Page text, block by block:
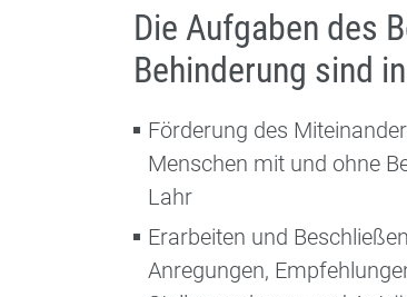
Die Aufgaben des
Behinderung sind
Förderung des
Menschen mit und ohne
Lahr
Erarbeiten und
Anregungen,